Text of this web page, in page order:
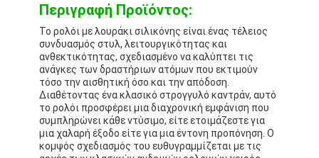
Περιγραφή Προϊόντος:
Το ρολόι με λουράκι σιλικόνης είναι ένας τέλειος
συνδυασμός στυλ, λειτουργικότητας και
ανθεκτικότητας, σχεδιασμένο να καλύπτει τις
ανάγκες των δραστήριων ατόμων που εκτιμούν
τόσο την αισθητική όσο και την απόδοση.
Διαθέτοντας ένα κλασικό στρογγυλό καντράν, αυτό
το ρολόι προσφέρει μια διαχρονική εμφάνιση που
συμπληρώνει κάθε ντύσιμο, είτε ετοιμάζεστε για
μια χαλαρή έξοδο είτε για μια έντονη προπόνηση. Ο
κομψός σχεδιασμός του ευθυγραμμίζεται με τις